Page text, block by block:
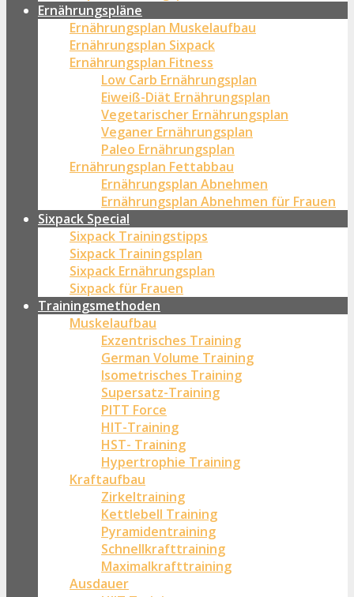
Ernährungspläne
Ernährungsplan Muskelaufbau
Ernährungsplan Sixpack
Ernährungsplan Fitness
Low Carb Ernährungsplan
Eiweiß-Diät Ernährungsplan
Vegetarischer Ernährungsplan
Veganer Ernährungsplan
Paleo Ernährungsplan
Ernährungsplan Fettabbau
Ernährungsplan Abnehmen
Ernährungsplan Abnehmen für Frauen
Sixpack Special
Sixpack Trainingstipps
Sixpack Trainingsplan
Sixpack Ernährungsplan
Sixpack für Frauen
Trainingsmethoden
Muskelaufbau
Exzentrisches Training
German Volume Training
Isometrisches Training
Supersatz-Training
PITT Force
HIT-Training
HST- Training
Hypertrophie Training
Kraftaufbau
Zirkeltraining
Kettlebell Training
Pyramidentraining
Schnellkrafttraining
Maximalkrafttraining
Ausdauer